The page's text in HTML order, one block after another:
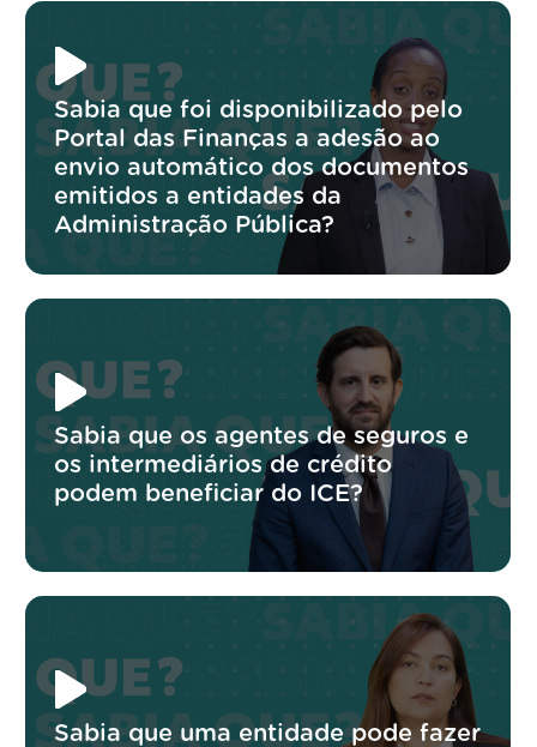
Sabia que foi disponibilizado pelo
Portal das Finanças a adesão ao
envio automático dos documentos
emitidos a entidades da
Administração Pública?
Sabia que os agentes de seguros e
os intermediários de crédito
podem beneficiar do ICE?
Sabia que uma entidade pode fazer